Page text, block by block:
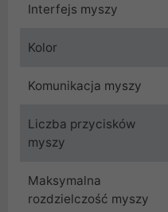
Interfejs myszy
Kolor
Komunikacja myszy
Liczba przycisków
myszy
Maksymalna
rozdzielczość myszy